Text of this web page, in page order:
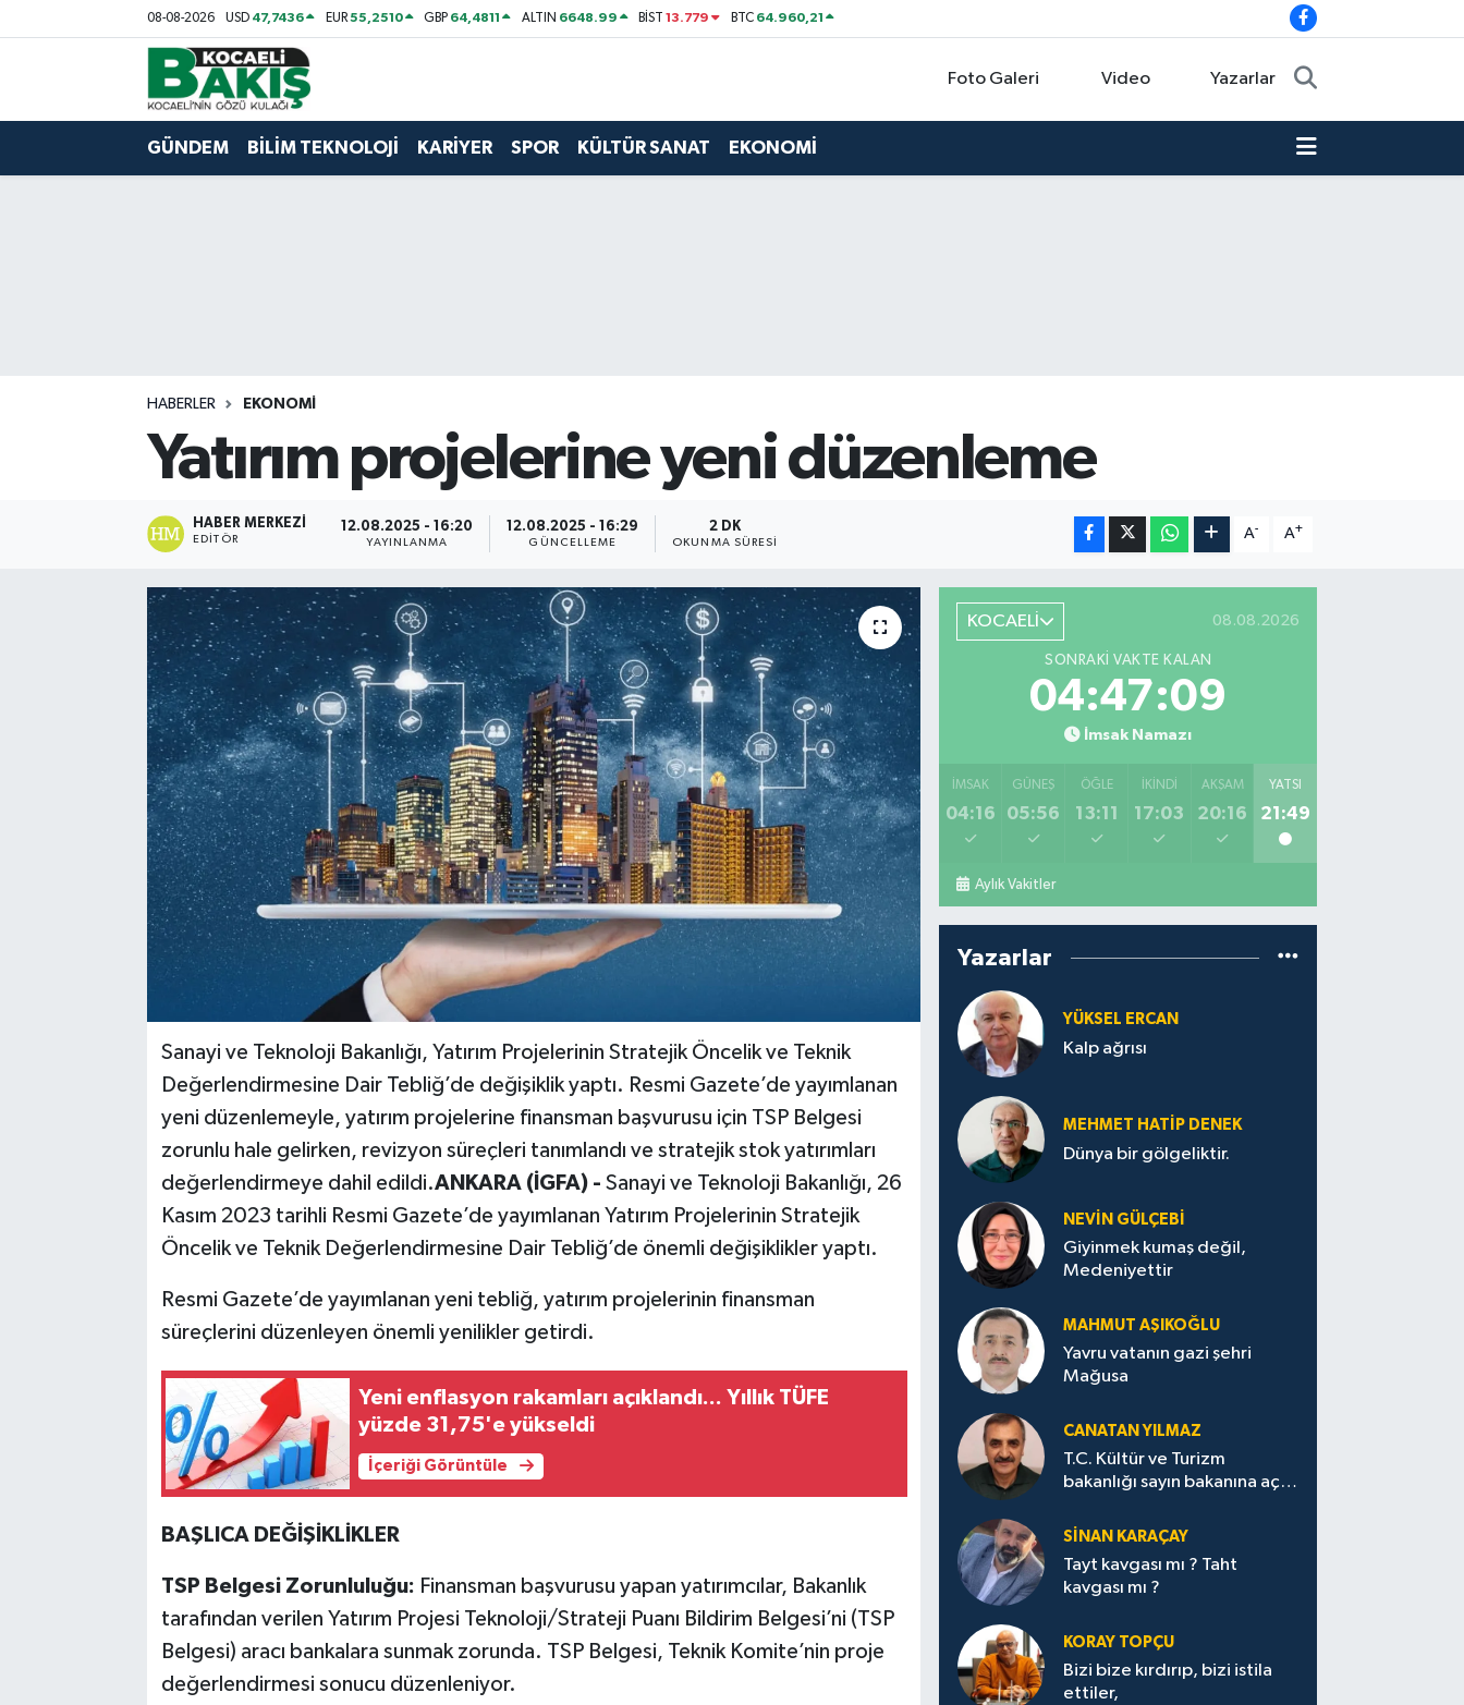
08-08-2026 USD 47,7436 EUR55,2510 GBP 64,4811 ALTIN 6648.99 BİST13.779 BTC 64.960,21
Foto Galeri Video Yazarlar
GÜNDEM BİLİM TEKNOLOJİ KARİYER SPOR KÜLTÜR SANAT EKONOMİ
HABERLER EKONOMİ
Yatırım projelerine yeni düzenleme
HABER MERKEZI
EDITÖR
12.08.2025 - 16:20
YAYINLANMA
12.08.2025 - 16:29
GÜNCELLEME
2 DK
OKUNMA SÜRESI
A- A+
Sanayi ve Teknoloji Bakanlığı, Yatırım Projelerinin Stratejik Öncelik ve Teknik
Değerlendirmesine Dair Tebliğ’de değişiklik yaptı. Resmi Gazete’de yayımlanan
yeni düzenlemeyle, yatırım projelerine finansman başvurusu için TSP Belgesi
zorunlu hale gelirken, revizyon süreçleri tanımlandı ve stratejik stok yatırımları
değerlendirmeye dahil edildi.ANKARA (İGFA) - Sanayi ve Teknoloji Bakanlığı, 26
Kasım 2023 tarihli Resmi Gazete’de yayımlanan Yatırım Projelerinin Stratejik
Öncelik ve Teknik Değerlendirmesine Dair Tebliğ’de önemli değişiklikler yaptı.
Resmi Gazete’de yayımlanan yeni tebliğ, yatırım projelerinin finansman
süreçlerini düzenleyen önemli yenilikler getirdi.
Yeni enflasyon rakamları açıklandı... Yıllık TÜFE
yüzde 31,75'e yükseldi
İçeriği Görüntüle
BAŞLICA DEĞİŞİKLİKLER
TSP Belgesi Zorunluluğu: Finansman başvurusu yapan yatırımcılar, Bakanlık
tarafından verilen Yatırım Projesi Teknoloji/Strateji Puanı Bildirim Belgesi’ni (TSP
Belgesi) aracı bankalara sunmak zorunda. TSP Belgesi, Teknik Komite’nin proje
değerlendirmesi sonucu düzenleniyor.
KOCAELİ 08.08.2026
SONRAKI VAKTE KALAN
04:47:08
İmsak Namazı
İMSAK
04:16
GÜNEŞ
05:56
ÖĞLE
13:11
İKINDI
17:03
AKŞAM
20:16
YATSI
21:49
Aylık Vakitler
Yazarlar
YÜKSEL ERCAN
Kalp ağrısı
MEHMET HATİP DENEK
Dünya bir gölgeliktir.
NEVİN GÜLÇEBİ
Giyinmek kumaş değil,
Medeniyettir
MAHMUT AŞIKOĞLU
Yavru vatanın gazi şehri
Mağusa
CANATAN YILMAZ
T.C. Kültür ve Turizm
bakanlığı sayın bakanına açık
SİNAN KARAÇAY
Tayt kavgası mı ? Taht
kavgası mı ?
KORAY TOPÇU
Bizi bize kırdırıp, bizi istila
ettiler,
Kocaeli Nöbetçi Eczaneler
Kocaeli Hava Durumu